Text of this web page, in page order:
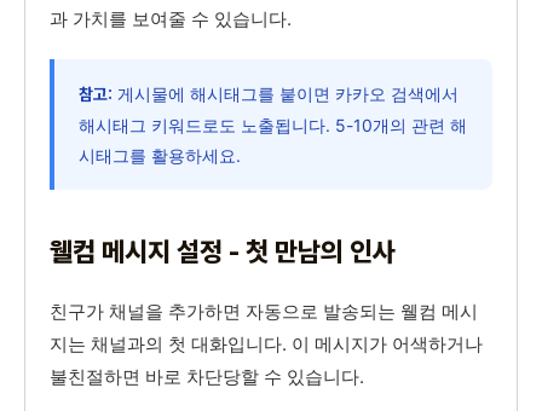
과 가치를 보여줄 수 있습니다.
참고: 게시물에 해시태그를 붙이면 카카오 검색에서
해시태그 키워드로도 노출됩니다. 5-10개의 관련 해
시태그를 활용하세요.
웰컴 메시지 설정 - 첫 만남의 인사
친구가 채널을 추가하면 자동으로 발송되는 웰컴 메시
지는 채널과의 첫 대화입니다. 이 메시지가 어색하거나
불친절하면 바로 차단당할 수 있습니다.